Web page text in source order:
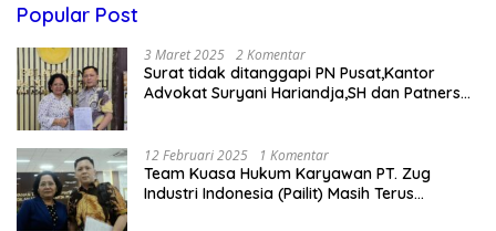
Popular Post
3 Maret 2025 2 Komentar
Surat tidak ditanggapi PN Pusat,Kantor
Advokat Suryani Hariandja,SH dan Patners
12 Februari 2025 1 Komentar
Team Kuasa Hukum Karyawan PT. Zug
Industri Indonesia (Pailit) Masih Terus